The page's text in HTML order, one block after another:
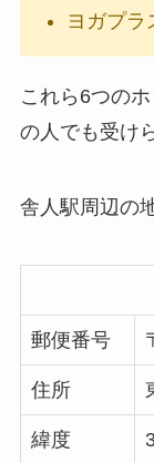
ヨガプラ
これら6つの
の人でも受け
舎人駅周辺の
郵便番号
住所
緯度